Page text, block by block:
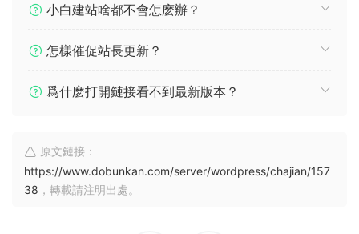
小白建站啥都不會怎麽辦？
怎樣催促站長更新？
爲什麽打開鏈接看不到最新版本？
原文鏈接：
https://www.dobunkan.com/server/wordpress/chajian/157
38 ，轉載請注明出處。